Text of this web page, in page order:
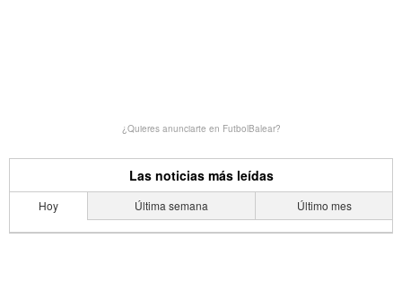
¿Quieres anunciarte en FutbolBalear?
Las noticias más leídas
Hoy Última semana Último mes